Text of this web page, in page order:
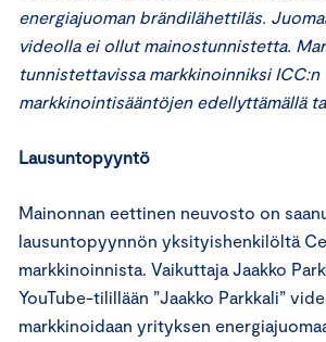
energiajuoman brändilähettiläs.
videolla ei ollut mainostunnistetta.
tunnistettavissa markkinoinniksi ICC:n
markkinointisääntöjen edellyttämällä
Lausuntopyyntö
Mainonnan eettinen neuvosto on
lausuntopyynnön yksityishenkilöltä
markkinoinnista. Vaikuttaja Jaakko
YouTube-tilillään ”Jaakko Parkkali”
markkinoidaan yrityksen